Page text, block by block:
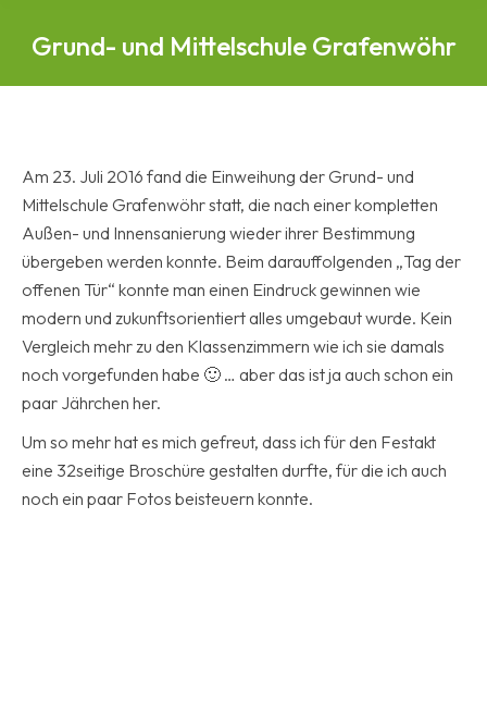
Grund- und Mittelschule Grafenwöhr
Am 23. Juli 2016 fand die Einweihung der Grund- und
Mittelschule Grafenwöhr statt, die nach einer kompletten
Außen- und Innensanierung wieder ihrer Bestimmung
übergeben werden konnte. Beim darauffolgenden „Tag der
offenen Tür“ konnte man einen Eindruck gewinnen wie
modern und zukunftsorientiert alles umgebaut wurde. Kein
Vergleich mehr zu den Klassenzimmern wie ich sie damals
noch vorgefunden habe 🙂 … aber das ist ja auch schon ein
paar Jährchen her.
Um so mehr hat es mich gefreut, dass ich für den Festakt
eine 32seitige Broschüre gestalten durfte, für die ich auch
noch ein paar Fotos beisteuern konnte.